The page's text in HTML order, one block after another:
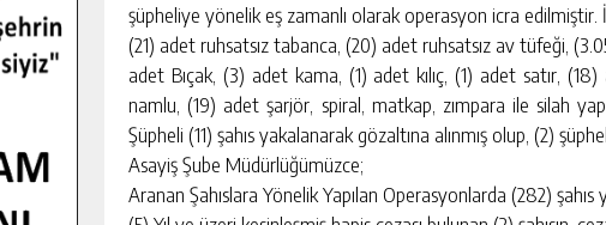
şüpheliye yönelik eş zamanlı olarak operasyon icra
(21) adet ruhsatsız tabanca, (20) adet ruhsatsız av tüfeği,
adet Bıçak, (3) adet kama, (1) adet kılıç, (1) adet satır,
namlu, (19) adet şarjör, spiral, matkap, zımpara ile silah
Şüpheli (11) şahıs yakalanarak gözaltına alınmış olup, (2)
Asayiş Şube Müdürlüğümüzce;
Aranan Şahıslara Yönelik Yapılan Operasyonlarda (282)